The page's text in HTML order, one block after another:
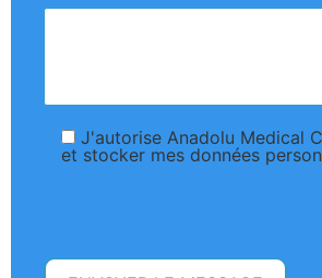
J'autorise Anadolu Medical
et stocker mes données